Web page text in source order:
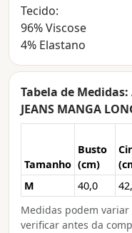
Tecido:
96% Viscose
4% Elastano
Tabela de
JEANS MANGA
Tamanho
Busto
(cm)
M
40,0
Medidas podem
verificar antes da